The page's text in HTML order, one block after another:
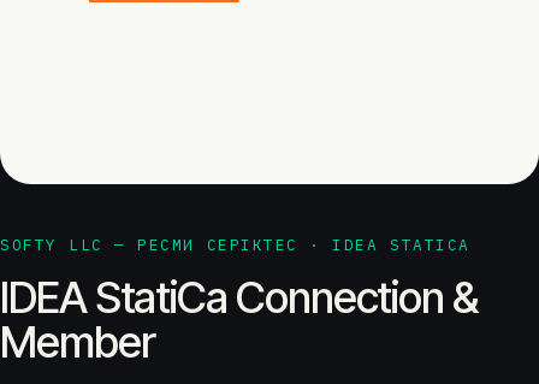
SOFTY LLC — РЕСМИ СЕРІКТЕС · IDEA STATICA
IDEA StatiCa Connection &
Member